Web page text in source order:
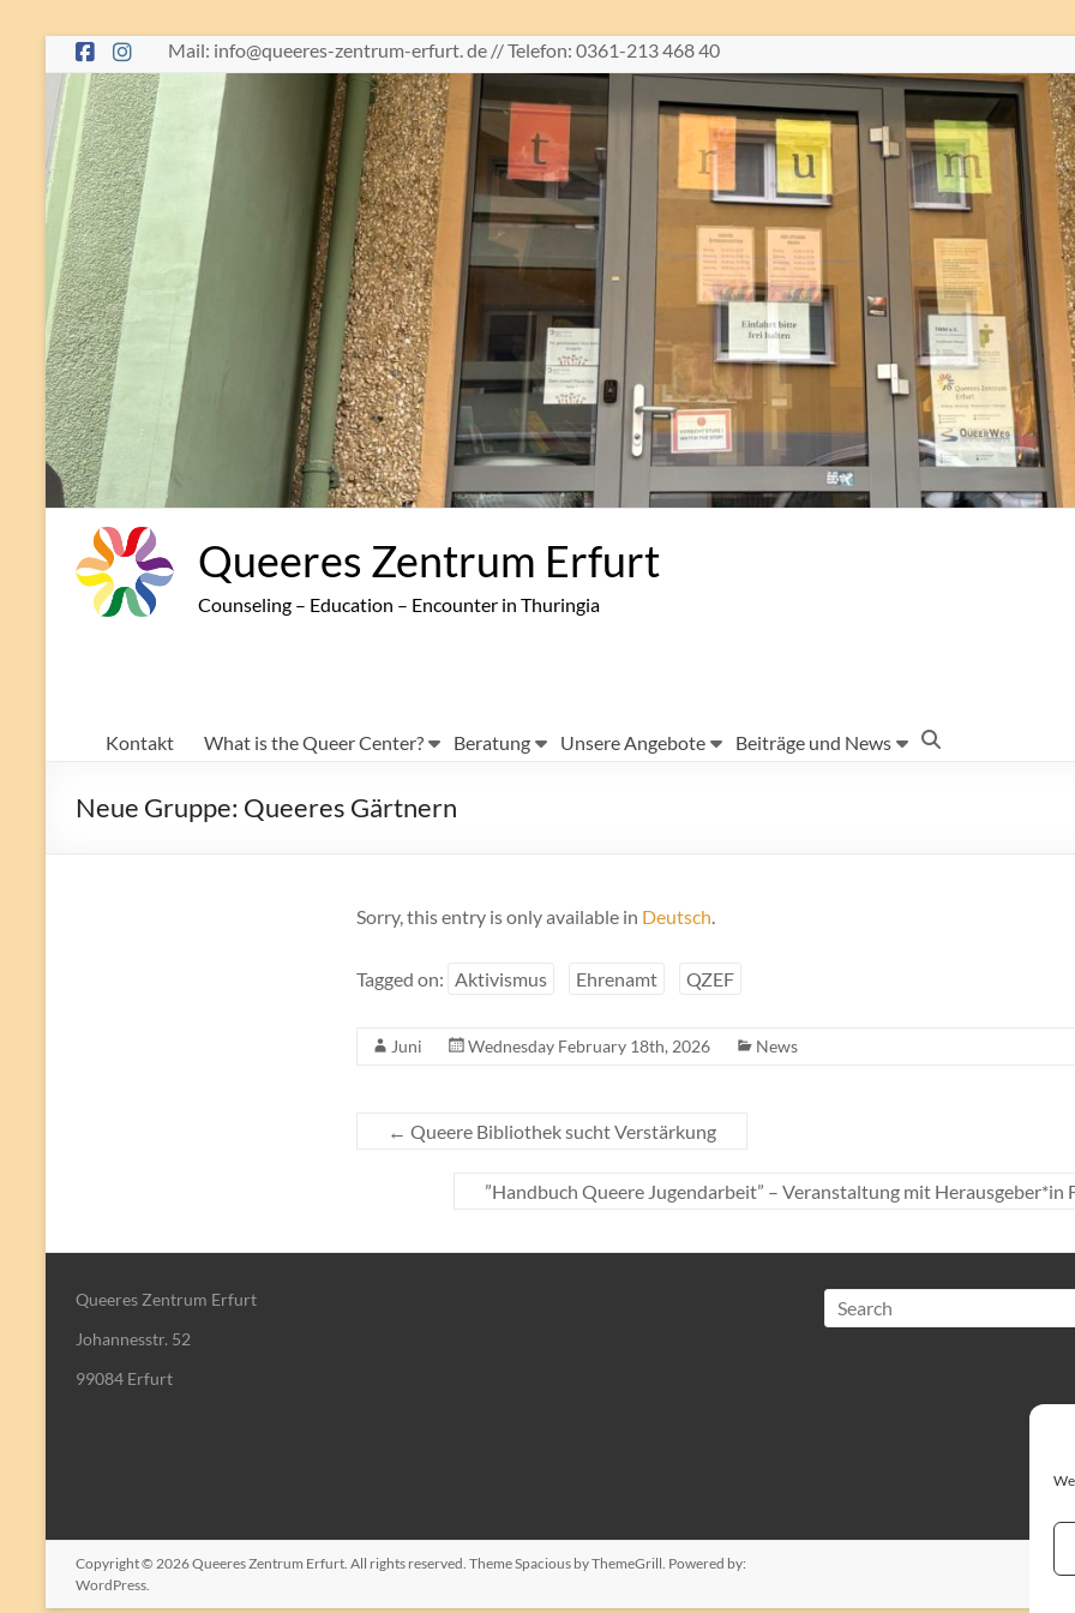
Skip
to
content
Mail: info@queeres-zentrum-erfurt. de // Telefon: 0361-213 468 40
Queeres Zentrum Erfurt
Counseling – Education – Encounter in Thuringia
Kontakt What is the Queer Center? Beratung Unsere Angebote Beiträge und News
Neue Gruppe: Queeres Gärtnern
Sorry, this entry is only available in Deutsch
Tagged on: Aktivismus Ehrenamt QZEF
Juni Wednesday February 18th, 2026 News
← Queere Bibliothek sucht Verstärkung
”Handbuch Queere Jugendarbeit” – Veranstaltung mit Herausgeber*in
Queeres Zentrum Erfurt
Johannesstr. 52
99084 Erfurt
Search
Copyright © 2026Queeres Zentrum Erfurt . All rights reserved. ThemeSpacious by ThemeGrill. Powered by:
WordPress